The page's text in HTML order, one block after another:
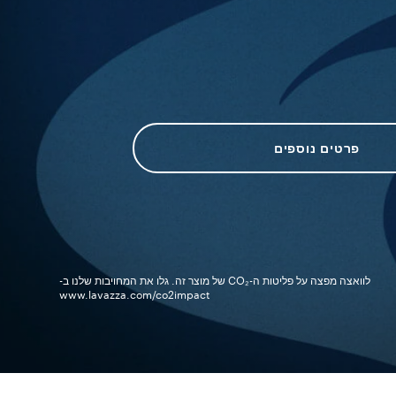
פרטים נוספים
לוואצה מפצה על פליטות ה-CO₂ של מוצר זה. גלו את המחויבות שלנו ב-
www.lavazza.com/co2impact